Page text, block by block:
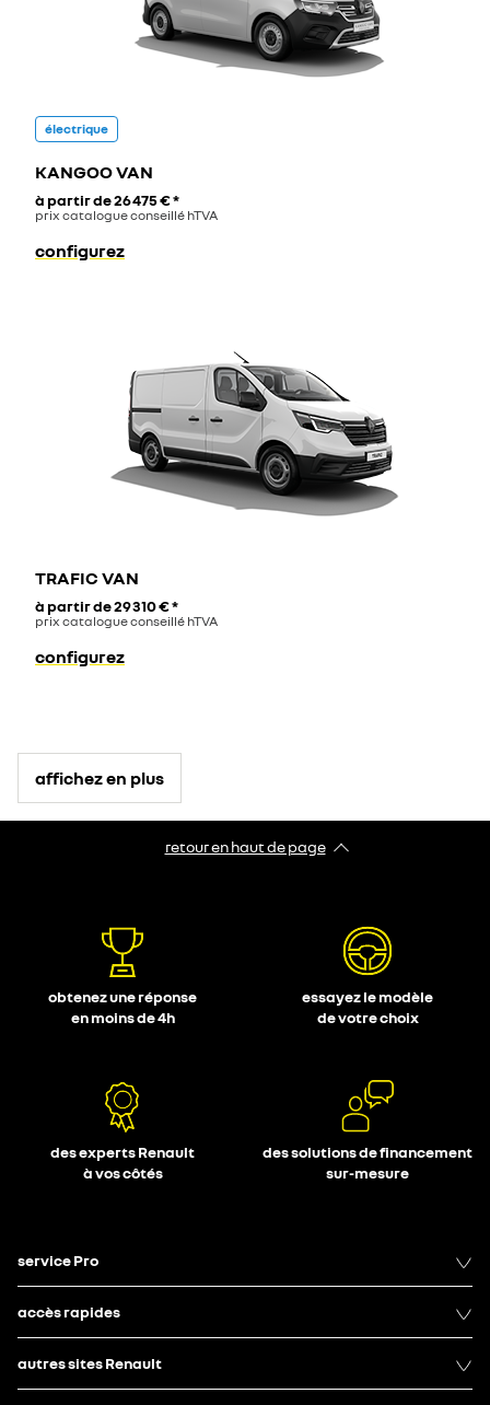
électrique
KANGOO VAN
à partir de26 475 €*
prix catalogue conseillé hTVA
configurez
TRAFIC VAN
à partir de29 310 €*
prix catalogue conseillé hTVA
configurez
affichez en plus
retour en haut de page​
obtenez une réponse
en moins de 4h
essayez le modèle
de votre choix
des experts Renault
à vos côtés
des solutions de financement
sur-mesure
service Pro
accès rapides
autres sites Renault